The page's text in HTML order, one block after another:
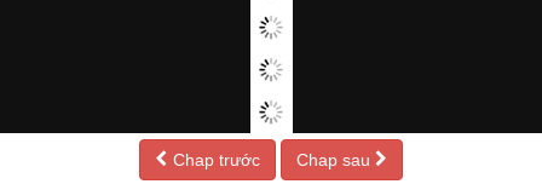
Chap trước Chap sau